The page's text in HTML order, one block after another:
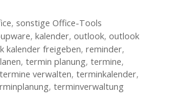
, sonstige Office-Tools
, kalender, outlook, outlook
kalender freigeben, reminder,
, termin planung, termine,
termine verwalten, terminkalender,
, terminverwaltung